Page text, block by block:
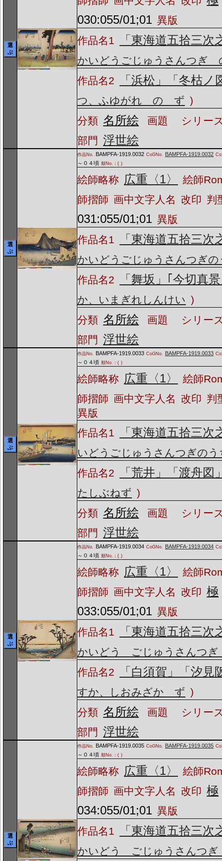
選
ぶ
030:055/01;01 異版
作品名1
「東海道五拾三次
かいどうごじゅうさんつ
作品名2
「浜松」「冬枯ノ
つ、ふゆがれ の ず )
分類 名所絵 画題
シリー
部門 浮世絵
選
ぶ
作品No. BAMPFA-1919.0032 CoGNo. BAMPFA-1919.0032
～０４頃 順No.：( )
絵師略称 広重〈1〉
絵師
師摺師 画中文字人名 改印 判
031:055/01;01 異版
作品名1
「東海道五拾三次
かいどうごじゅうさんつぎの
作品名2
「舞坂」｢今切真
か、いまぎれしんけい )
分類 名所絵 画題
シリー
部門 浮世絵
選
ぶ
作品No. BAMPFA-1919.0033 CoGNo. BAMPFA-1919.0033
～０４頃 順No.：( )
絵師略称 広重〈1〉
絵師
師摺師 画中文字人名 改印 判
異版
作品名1
「東海道五拾三次
いどうごじゅうさんつぎのう
作品名2
「荒井」「渡舟図
たしぶねず )
分類 名所絵 画題
シリー
部門 浮世絵
選
ぶ
作品No. BAMPFA-1919.0034 CoGNo. BAMPFA-1919.0034
～０４頃 順No.：( )
絵師略称 広重〈1〉
絵師
師摺師 画中文字人名 改印 極
033:055/01;01 異版
作品名1
「東海道五拾三次
かいどう ごじゅうさんつ
作品名2
「白須賀」「汐見
すか、しおみざか ず )
分類 名所絵 画題
シリー
部門 浮世絵
選
ぶ
作品No. BAMPFA-1919.0035 CoGNo. BAMPFA-1919.0035
～０４頃 順No.：( )
絵師略称 広重〈1〉
絵師
師摺師 画中文字人名 改印 極
034:055/01;01 異版
作品名1
「東海道五拾三次
かいどう ごじゅうさんつ